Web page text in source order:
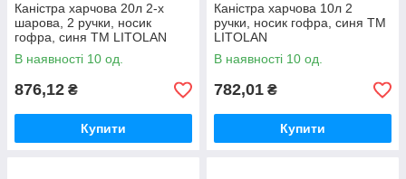
Каністра харчова 20л 2-х
шарова, 2 ручки, носик
гофра, синя ТМ LITOLAN
В наявності 10 од.
876,12 ₴
Купити
Каністра харчова 10л 2
ручки, носик гофра, синя ТМ
LITOLAN
В наявності 10 од.
782,01 ₴
Купити